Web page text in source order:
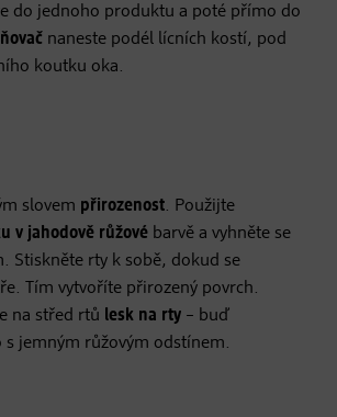
do jednoho produktu a poté přímo do
naneste podél lícních kostí, pod
koutku oka.
slovem přirozenost. Použijte
v jahodově růžové barvě a vyhněte se
Stiskněte rty k sobě, dokud se
Tím vytvoříte přirozený povrch.
na střed rtů lesk na rty – buď
s jemným růžovým odstínem.